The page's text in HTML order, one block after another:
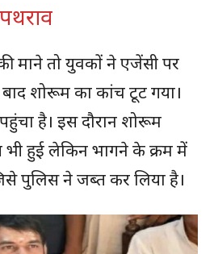
माने तो युवकों ने एजेंसी पर
शोरूम का कांच टूट गया।
है। इस दौरान शोरूम
भी हुई लेकिन भागने के क्रम में
पुलिस ने जब्त कर लिया है।